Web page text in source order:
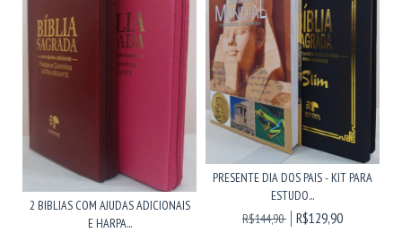
2 BIBLIAS COM AJUDAS ADICIONAIS
E HARPA...
PRESENTE DIA DOS PAIS - KIT PARA
ESTUDO...
R$144,90
R$129,90